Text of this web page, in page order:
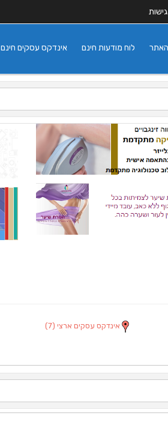
אינדקס עסקים חינם לוח מודעות חינם האתר
אינדקס עסקים ארצי (7)